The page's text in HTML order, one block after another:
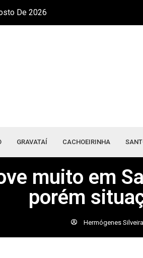
De 2026
GRAVATAÍ CACHOEIRINHA
muito em
porém
Hermógenes Silveira